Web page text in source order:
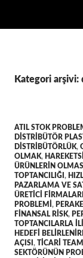
Kategori
ATIL STOK
DISTRIBÜTÖR
DISTRIBÜTÖRLÜK,
OLMAK,
ÜRÜNLERIN
TOPTANCILIĞI ,
PAZARLAMA VE
ÜRETICI
PROBLEMI ,
FINANSAL RISK,
TOPTANCILARLA
HEDEFI
AÇISI , TICARI
SEKTÖRÜNÜN